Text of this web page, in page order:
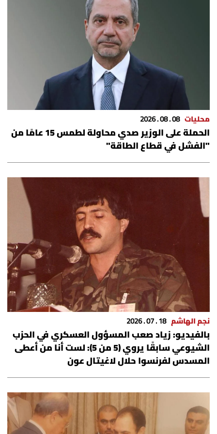
محليات 08 . 08 . 2026
الحملة على الوزير صدي محاولة لطمس 15 عامًا من
"الفشل في قطاع الطاقة"
نجم الهاشم 18 . 07 . 2026
بالفيديو: زياد صعب المسؤول العسكري في الحزب
الشيوعي سابقًا يروي (5 من 5): لست أنا من أعطى
المسدس لفرنسوا حلال لاغيتال عون